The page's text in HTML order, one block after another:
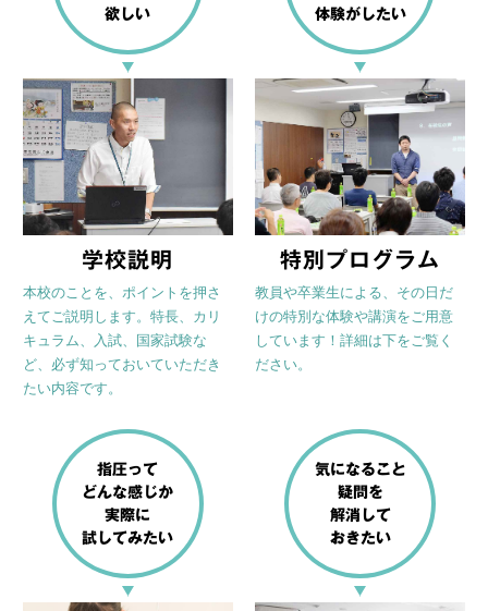
欲しい
学校説明
本校のことを、ポイントを押さ
えてご説明します。特長、カリ
キュラム、入試、国家試験な
ど、必ず知っておいていただき
たい内容です。
体験がしたい
特別プログラム
教員や卒業生による、その日だ
けの特別な体験や講演をご用意
しています！詳細は下をご覧く
ださい。
指圧って
どんな感じか
実際に
試してみたい
気になること
疑問を
解消して
おきたい